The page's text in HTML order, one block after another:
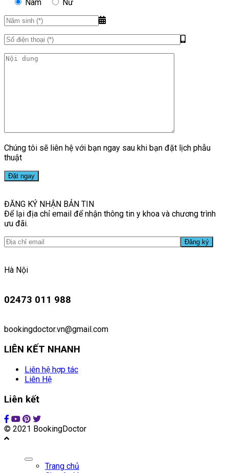
Nam Nữ
Chúng tôi sẽ liên hệ với bạn ngay sau khi bạn đặt lịch phẫu
thuật
ĐĂNG KÝ NHẬN BẢN TIN
Để lại địa chỉ email để nhận thông tin y khoa và chương trình
ưu đãi.
Hà Nội
02473 011 988
bookingdoctor.vn@gmail.com
LIÊN KẾT NHANH
Liên hệ hợp tác
Liên Hệ
Liên kết
© 2021 BookingDoctor
Trang chủ